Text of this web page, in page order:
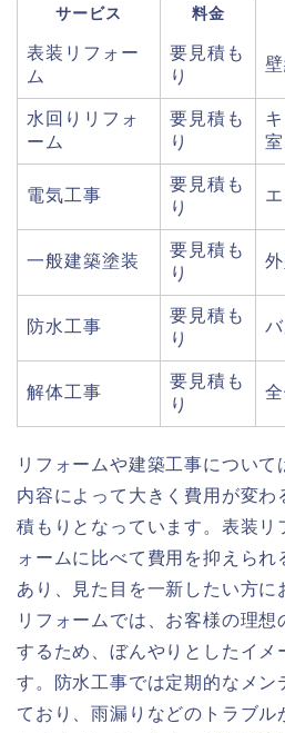
サービス 料金
表装リフォー
ム
要見積も
り
水回りリフォ
ーム
要見積も
り
電気工事
要見積も
り
一般建築塗装
要見積も
り
防水工事
要見積も
り
解体工事
要見積も
り
リフォームや建築工事について
内容によって大きく費用が変わ
積もりとなっています。表装リ
ォームに比べて費用を抑えら
あり、見た目を一新したい方に
リフォームでは、お客様の理想
するため、ぼんやりとしたイメ
す。防水工事では定期的なメン
ており、雨漏りなどのトラブル